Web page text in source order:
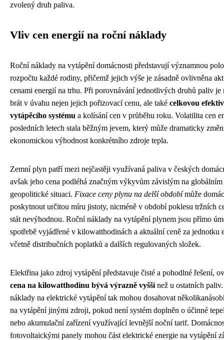
zvolený druh paliva.
Vliv cen energií na roční náklady
Roční náklady na vytápění domácnosti představují významnou
rozpočtu každé rodiny, přičemž jejich výše je zásadně ovlivněna
cenami energií na trhu. Při porovnávání jednotlivých druhů paliv je
brát v úvahu nejen jejich pořizovací cenu, ale také celkovou
vytápěcího systému a kolísání cen v průběhu roku. Volatilita cen
posledních letech stala běžným jevem, který může dramaticky
ekonomickou výhodnost konkrétního zdroje tepla.
Zemní plyn patří mezi nejčastěji využívaná paliva v českých
avšak jeho cena podléhá značným výkyvům závislým na globálním
geopolitické situaci. Fixace ceny plynu na delší obdobímůže
poskytnout určitou míru jistoty, nicméně v období poklesu tržních
stát nevýhodnou. Roční náklady na vytápění plynem jsou přímo
spotřebě vyjádřené v kilowatthodinách a aktuální ceně za jednotku
včetně distribučních poplatků a dalších regulovaných složek.
Elektřina jako zdroj vytápění představuje čisté a pohodlné řešení,
cena na kilowatthodinu bývá výrazně vyššínež u ostatních
náklady na elektrické vytápění tak mohou dosahovat
na vytápění jinými zdroji, pokud není systém doplněn o účinné
nebo akumulační zařízení využívající levnější noční tarif.
fotovoltaickými panely mohou část elektrické energie na vytápění